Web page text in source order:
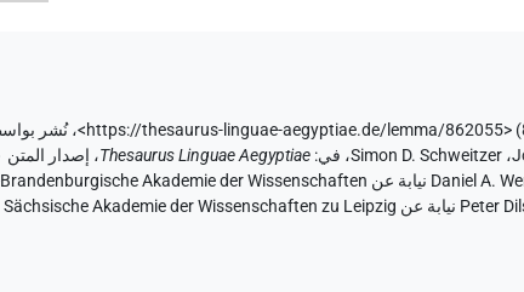
،
،Simon D. Schweitzer، في:
Thesaurus Linguae Aegyptiae،